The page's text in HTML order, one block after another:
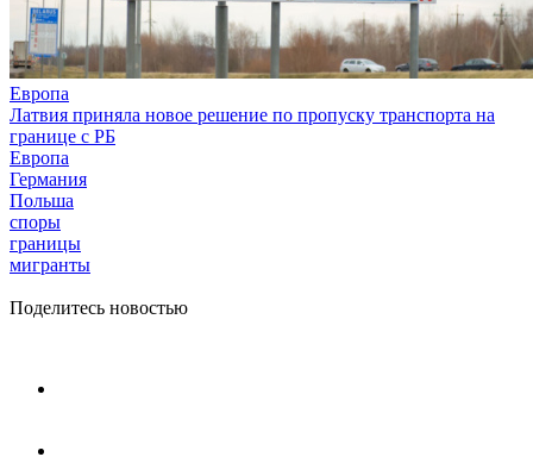
Европа
Латвия приняла новое решение по пропуску транспорта на
границе с РБ
Европа
Германия
Польша
споры
границы
мигранты
Поделитесь новостью